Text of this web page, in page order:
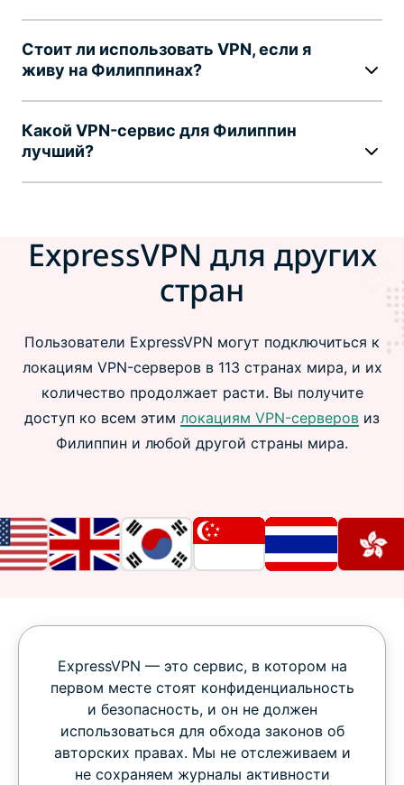
Стоит ли использовать VPN, если я
живу на Филиппинах?
Какой VPN-сервис для Филиппин
лучший?
ExpressVPN для других
стран
Пользователи ExpressVPN могут подключиться к
локациям VPN-серверов в 113 странах мира, и их
количество продолжает расти. Вы получите
доступ ко всем этим локациям VPN-серверов из
Филиппин и любой другой страны мира.
ExpressVPN — это сервис, в котором на
первом месте стоят конфиденциальность
и безопасность, и он не должен
использоваться для обхода законов об
авторских правах. Мы не отслеживаем и
не сохраняем журналы активности